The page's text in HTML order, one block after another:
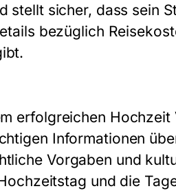
stellt sicher, dass sein
bezüglich
erfolgreichen
Informationen
Vorgaben und
und die